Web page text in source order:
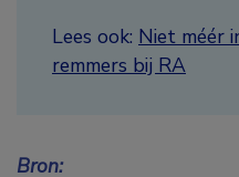
Lees ook: Niet méér
remmers bij RA
Bron: